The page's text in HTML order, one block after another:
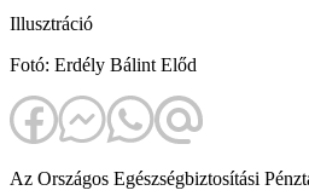
Illusztráció
Fotó: Erdély Bálint Előd
Az Országos Egészségbiztosítási